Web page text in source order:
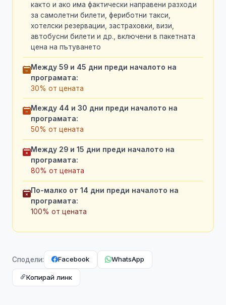
както и ако има фактически направени разходи
за самолетни билети, фериботни такси,
хотелски резервации, застраховки, визи,
автобусни билети и др., включени в пакетната
цена на пътуването
Между 59 и 45 дни преди началото на
програмата:
30% от цената
Между 44 и 30 дни преди началото на
програмата:
50% от цената
Между 29 и 15 дни преди началото на
програмата:
80% от цената
По-малко от 14 дни преди началото на
програмата:
100% от цената
Сподели: Facebook WhatsApp
Копирай линк